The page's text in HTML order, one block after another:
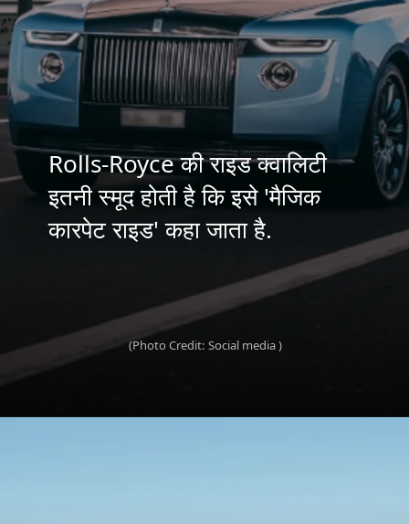
Rolls-Royce की राइड क्वालिटी
इतनी स्मूद होती है कि इसे 'मैजिक
कारपेट राइड' कहा जाता है.
(Photo Credit: Social media )